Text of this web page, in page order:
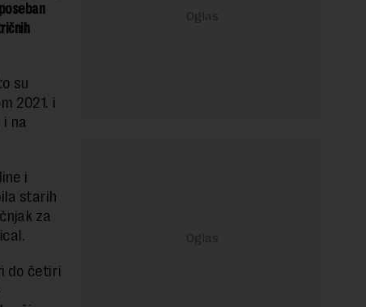
su
2021. i
i na
i
starih
za
do četiri